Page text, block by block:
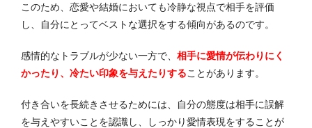
このため、恋愛や結婚においても冷静な視点で相手を評価
し、自分にとってベストな選択をする傾向があるのです。
感情的なトラブルが少ない一方で、 相手に愛情が伝わりにく
かったり、冷たい印象を与えたりすることがあります。
付き合いを長続きさせるためには、自分の態度は相手に誤解
を与えやすいことを認識し、しっかり愛情表現をすることが